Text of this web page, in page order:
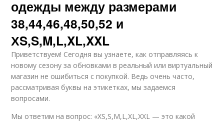
одежды между размерами
38,44,46,48,50,52 и
ХS,S,M,L,XL,XXL
Приветствуем! Сегодня вы узнаете, как отправляясь к
новому сезону за обновками в реальный или виртуальный
магазин не ошибиться с покупкой. Ведь очень часто,
рассматривая буквы на этикетках, мы задаемся
вопросами.
Мы ответим на вопрос: «ХS,S,M,L,XL,XXL — это какой